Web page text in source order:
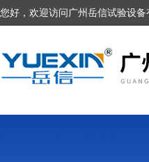
您好，欢迎访问广州岳信试验设备